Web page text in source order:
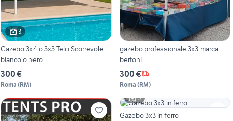
3
Gazebo 3x4 o 3x3 Telo Scorrevole
bianco o nero
300 €
Roma (RM)
gazebo professionale 3x3 marca
bertoni
300 €
Roma (RM)
5
Gazebo 3x3 in ferro